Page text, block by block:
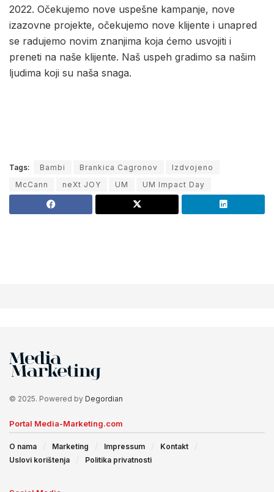
2022. Očekujemo nove uspešne kampanje, nove
izazovne projekte, očekujemo nove klijente i unapred
se radujemo novim znanjima koja ćemo usvojiti i
preneti na naše klijente. Naš uspeh gradimo sa našim
ljudima koji su naša snaga.
Tags: Bambi Brankica Cagronov
Izdvojeno
McCann
neXt JOY UM UM Impact Day
© 2025. Powered by Degordian
Portal Media-Marketing.com
O nama Marketing Impressum
Kontakt
Uslovi korištenja
Politika privatnosti